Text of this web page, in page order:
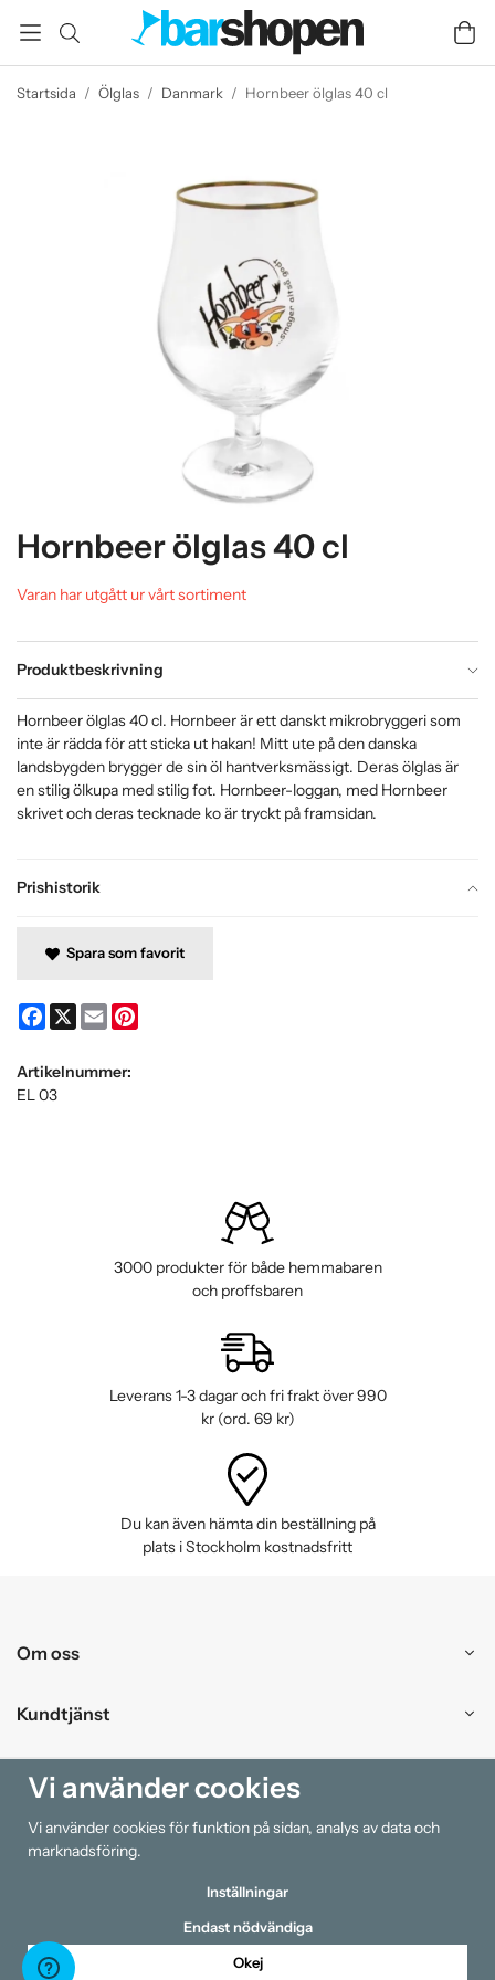
Startsida / Ölglas / Danmark / Hornbeer ölglas 40 cl
Hornbeer ölglas 40 cl
Varan har utgått ur vårt sortiment
Produktbeskrivning
Prishistorik
Hornbeer ölglas 40 cl. Hornbeer är ett danskt mikrobryggeri som
inte är rädda för att sticka ut hakan! Mitt ute på den danska
landsbygden brygger de sin öl hantverksmässigt. Deras ölglas är
en stilig ölkupa med stilig fot. Hornbeer-loggan, med Hornbeer
skrivet och deras tecknade ko är tryckt på framsidan.
Spara som favorit
Facebook
X Email
Artikelnummer:
EL 03
3000 produkter för både hemmabaren
och proffsbaren
Leverans 1-3 dagar och fri frakt över 990
kr (ord. 69 kr)
Du kan även hämta din beställning på
plats i Stockholm kostnadsfritt
Om oss
Kundtjänst
Handla
Information
Vi använder cookies
Vi använder cookies för funktion på sidan, analys av data och
marknadsföring.
Inställningar
Endast nödvändiga
Okej